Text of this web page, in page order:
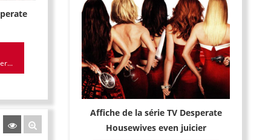
Affiche de la série TV Desperate
Housewives even juicier